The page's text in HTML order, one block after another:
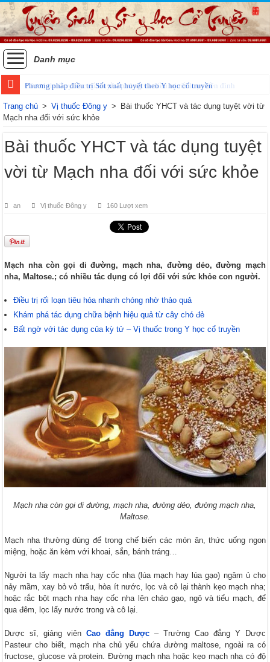
Danh mục
Phương pháp điều trị Sốt xuất huyết theo Y học cổ truyền
Trang chủ > Vị thuốc Đông y > Bài thuốc YHCT và tác dụng tuyệt vời từ
Mạch nha đối với sức khỏe
Bài thuốc YHCT và tác dụng tuyệt
vời từ Mạch nha đối với sức khỏe
an Vị thuốc Đông y 160 Lượt xem
Mạch nha còn gọi di đường, mạch nha, đường dẻo, đường mạch
nha, Maltose.; có nhiều tác dụng có lợi đối với sức khỏe con người.
Điều trị rối loạn tiêu hóa nhanh chóng nhờ thảo quả
Khám phá tác dụng chữa bệnh hiệu quả từ cây chó đẻ
Bất ngờ với tác dụng của kỳ tử – Vị thuốc trong Y học cổ truyền
Mạch nha còn gọi di đường, mạch nha, đường dẻo, đường mạch nha,
Maltose.
Mạch nha thường dùng để trong chế biến các món ăn, thức uống ngon
miệng, hoặc ăn kèm với khoai, sắn, bánh tráng…
Người ta lấy mạch nha hay cốc nha (lúa mạch hay lúa gạo) ngâm ủ cho
nảy mầm, xay bỏ vỏ trấu, hòa ít nước, lọc và cô lại thành kẹo mạch nha;
hoặc rắc bột mạch nha hay cốc nha lên cháo gạo, ngô và tiểu mạch, để
qua đêm, lọc lấy nước trong và cô lại.
Dược sĩ, giảng viênCao đẳng Dược – Trường Cao đẳng Y Dược
Pasteur cho biết, mạch nha chủ yếu chứa đường maltose, ngoài ra có
fructose, glucose và protein. Đường mạch nha hoặc kẹo mạch nha có độ